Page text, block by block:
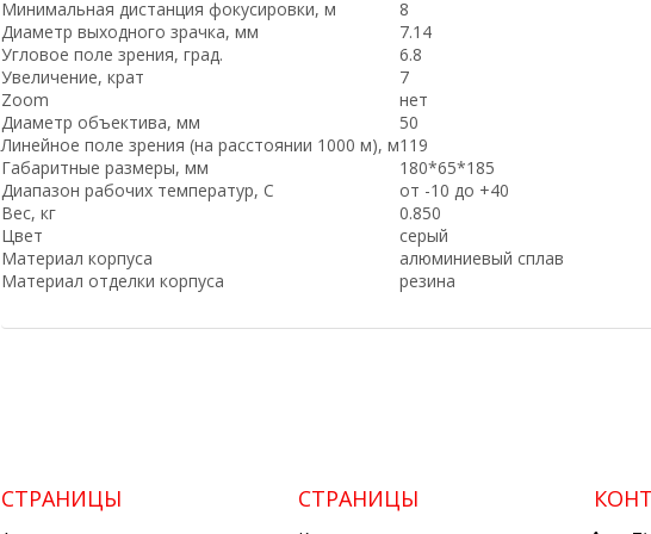
Минимальная дистанция фокусировки, м
8
Диаметр выходного зрачка, мм
7.14
Угловое поле зрения, град.
6.8
Увеличение, крат
7
Zoom
нет
Диаметр объектива, мм
50
Линейное поле зрения (на расстоянии 1000 м), м119
Габаритные размеры, мм
180*65*185
Диапазон рабочих температур, C
от -10 до +40
Вес, кг
0.850
Цвет
серый
Материал корпуса
алюминиевый сплав
Материал отделки корпуса
резина
СТРАНИЦЫ СТРАНИЦЫ